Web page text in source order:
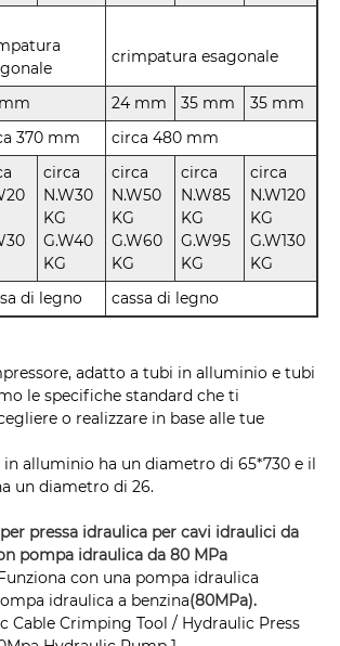
crimpatura esagonale
24 mm 35 mm
35 mm
370 mm circa 480 mm
circa
N.W30
KG
G.W40
KG
circa
N.W50
KG
G.W60
KG
circa
N.W85
KG
G.W95
KG
circa
N.W120
KG
G.W130
KG
di legno cassa di legno
adatto a tubi in alluminio e tubi
le specifiche standard che ti
o realizzare in base alle tue
alluminio ha un diametro di 65*730 e il
un diametro di 26.
pressa idraulica per cavi idraulici da
pompa idraulica da 80 MPa
con una pompa idraulica
idraulica a benzina(80MPa).